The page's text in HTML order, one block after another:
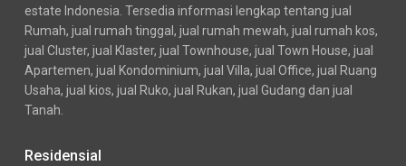
estate Indonesia. Tersedia informasi lengkap tentang jual
Rumah, jual rumah tinggal, jual rumah mewah, jual rumah kos,
jual Cluster, jual Klaster, jual Townhouse, jual Town House, jual
Apartemen, jual Kondominium, jual Villa, jual Office, jual Ruang
Usaha, jual kios, jual Ruko, jual Rukan, jual Gudang dan jual
Tanah.
Residensial